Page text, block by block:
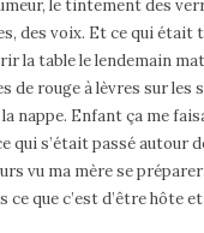
le tintement des
des voix. Et ce qui était
la table le lendemain
de rouge à lèvres sur les
nappe. Enfant ça me
qui s’était passé autour
vu ma mère se
ce que c’est d’être hôte